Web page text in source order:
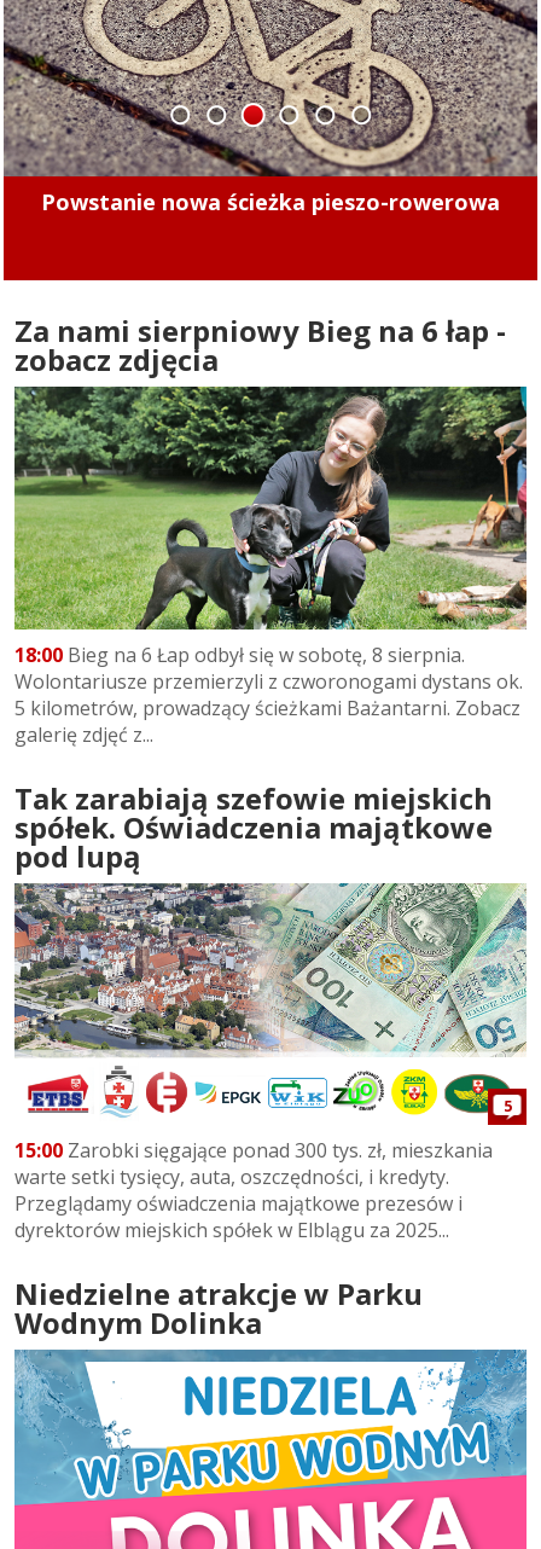
Powstanie nowa ścieżka pieszo-rowerowa
1 2 3 4 5 6
Za nami sierpniowy Bieg na 6 łap -
zobacz zdjęcia
18:00 Bieg na 6 Łap odbył się w sobotę, 8 sierpnia.
Wolontariusze przemierzyli z czworonogami dystans ok.
5 kilometrów, prowadzący ścieżkami Bażantarni. Zobacz
galerię zdjęć z...
Tak zarabiają szefowie miejskich
spółek. Oświadczenia majątkowe
pod lupą
5
15:00 Zarobki sięgające ponad 300 tys. zł, mieszkania
warte setki tysięcy, auta, oszczędności, i kredyty.
Przeglądamy oświadczenia majątkowe prezesów i
dyrektorów miejskich spółek w Elblągu za 2025...
Niedzielne atrakcje w Parku
Wodnym Dolinka